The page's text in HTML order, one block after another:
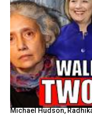
Michael Hudson,